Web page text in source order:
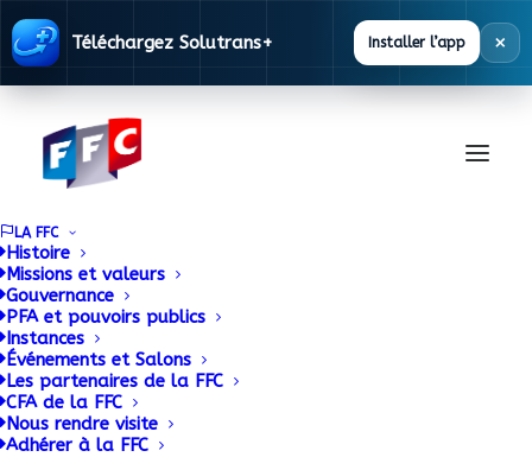
Téléchargez Solutrans+ Installer l’app ×
LA FFC
Histoire
Missions et valeurs
Gouvernance
PFA et pouvoirs publics
Instances
Événements et Salons
Les partenaires de la FFC
CFA de la FFC
Nous rendre visite
Adhérer à la FFC
Entretien du poste
peinture de l’atelier
carrosserie